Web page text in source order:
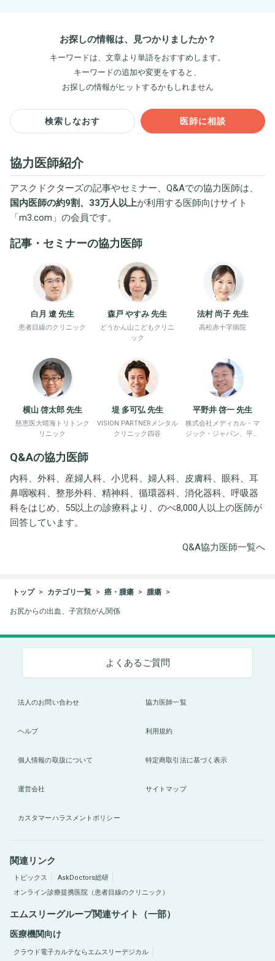
お探しの情報は、見つかりましたか？
キーワードは、文章より単語をおすすめします。
キーワードの追加や変更をすると、
お探しの情報がヒットするかもしれません
検索しなおす 医師に相談
協力医師紹介
アスクドクターズの記事やセミナー、Q&Aでの協力医師は、
国内医師の約9割、33万人以上が利用する医師向けサイト
「m3.com 」の会員です。
記事・セミナーの協力医師
白月 遼 先生
患者目線のクリニック
森戸 やすみ 先生
どうかん山こどもクリニ
ック
法村 尚子 先生
高松赤十字病院
横山 啓太郎 先生
慈恵医大晴海トリトンク
リニック
堤 多可弘 先生
VISION PARTNERメンタル
クリニック四谷
平野井 啓一 先生
株式会社メディカル・マ
ジック・ジャパン、平野
Q&Aの協力医師
内科、外科、産婦人科、小児科、婦人科、皮膚科、眼科、耳
鼻咽喉科、整形外科、精神科、循環器科、消化器科、呼吸器
科をはじめ、55以上の診療科より、のべ8,000人以上の医師が
回答しています。
Q&A協力医師一覧へ
トップ カテゴリ一覧 癌・腫瘍 腫瘍
お尻からの出血、子宮頚がん関係
よくあるご質問
法人のお問い合わせ 協力医師一覧
ヘルプ 利用規約
個人情報の取扱について 特定商取引法に基づく表示
運営会社 サイトマップ
カスタマーハラスメントポリシー
関連リンク
トピックス
AskDoctors総研
オンライン診療提携医院（患者目線のクリニック）
エムスリーグループ関連サイト（一部）
医療機関向け
クラウド電子カルテならエムスリーデジカル